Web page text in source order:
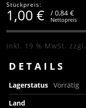
Stückpreis:
1,00 € / 0,84 €
Nettopreis
inkl. 19 % MwSt. zzgl.
DETAILS
Lagerstatus Vorrätig
Land